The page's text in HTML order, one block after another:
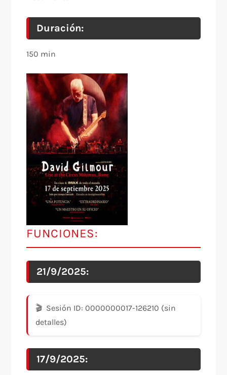
Duración:
150 min
FUNCIONES:
21/9/2025:
Sesión ID: 0000000017-126210 (sin
detalles)
17/9/2025: